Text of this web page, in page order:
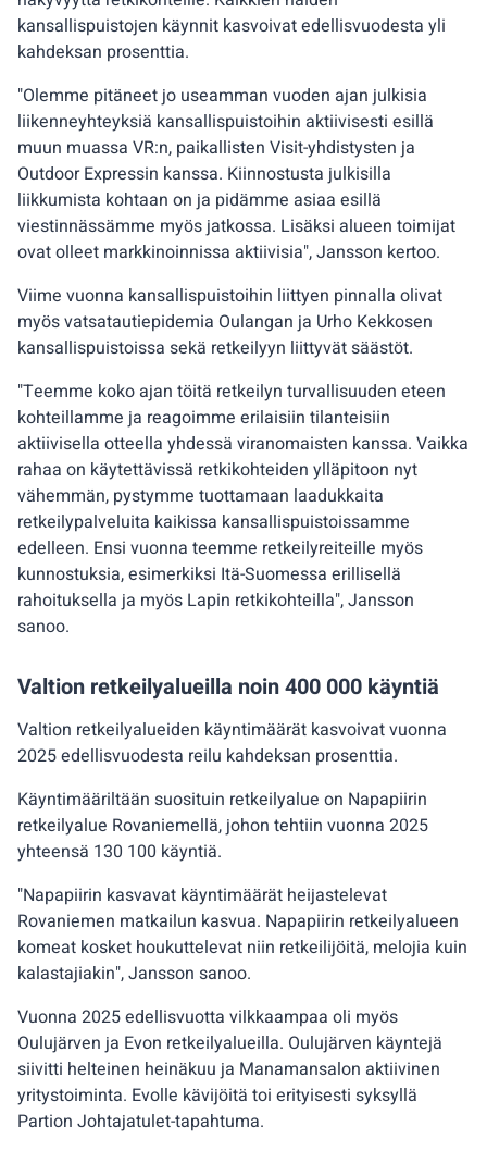
kansallispuistojen käynnit kasvoivat edellisvuodesta yli
kahdeksan prosenttia.
"Olemme pitäneet jo useamman vuoden ajan julkisia
liikenneyhteyksiä kansallispuistoihin aktiivisesti esillä
muun muassa VR:n, paikallisten Visit-yhdistysten ja
Outdoor Expressin kanssa. Kiinnostusta julkisilla
liikkumista kohtaan on ja pidämme asiaa esillä
viestinnässämme myös jatkossa. Lisäksi alueen toimijat
ovat olleet markkinoinnissa aktiivisia", Jansson kertoo.
Viime vuonna kansallispuistoihin liittyen pinnalla olivat
myös vatsatautiepidemia Oulangan ja Urho Kekkosen
kansallispuistoissa sekä retkeilyyn liittyvät säästöt.
"Teemme koko ajan töitä retkeilyn turvallisuuden eteen
kohteillamme ja reagoimme erilaisiin tilanteisiin
aktiivisella otteella yhdessä viranomaisten kanssa. Vaikka
rahaa on käytettävissä retkikohteiden ylläpitoon nyt
vähemmän, pystymme tuottamaan laadukkaita
retkeilypalveluita kaikissa kansallispuistoissamme
edelleen. Ensi vuonna teemme retkeilyreiteille myös
kunnostuksia, esimerkiksi Itä-Suomessa erillisellä
rahoituksella ja myös Lapin retkikohteilla", Jansson
sanoo.
Valtion retkeilyalueilla noin 400 000 käyntiä
Valtion retkeilyalueiden käyntimäärät kasvoivat vuonna
2025 edellisvuodesta reilu kahdeksan prosenttia.
Käyntimääriltään suosituin retkeilyalue on Napapiirin
retkeilyalue Rovaniemellä, johon tehtiin vuonna 2025
yhteensä 130 100 käyntiä.
"Napapiirin kasvavat käyntimäärät heijastelevat
Rovaniemen matkailun kasvua. Napapiirin retkeilyalueen
komeat kosket houkuttelevat niin retkeilijöitä, melojia kuin
kalastajiakin", Jansson sanoo.
Vuonna 2025 edellisvuotta vilkkaampaa oli myös
Oulujärven ja Evon retkeilyalueilla. Oulujärven käyntejä
siivitti helteinen heinäkuu ja Manamansalon aktiivinen
yritystoiminta. Evolle kävijöitä toi erityisesti syksyllä
Partion Johtajatulet-tapahtuma.